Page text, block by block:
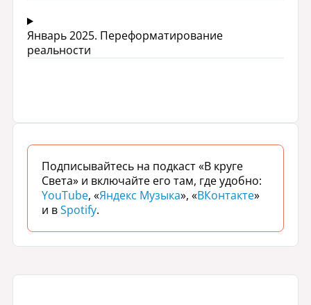
Январь 2025. Переформатирование
реальности
Подписывайтесь на подкаст «В круге
Света» и включайте его там, где удобно:
YouTube, «Яндекс Музыка», «ВКонтакте»
и вSpotify.